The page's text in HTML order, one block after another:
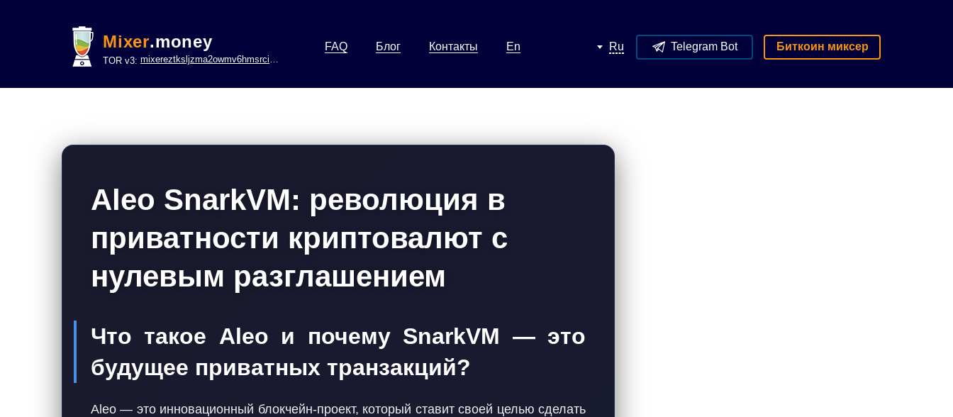
Mixer.money
TOR v3: mixereztksljzma2owmv6hmsrci322lsje6m3svicoddk3xbgvhd2fid.onion
FAQ Блог Контакты En Ru Telegram Bot Биткоин миксер
Aleo SnarkVM: революция в
приватности криптовалют с
нулевым разглашением
Что такое Aleo и почему SnarkVM — это
будущее приватных транзакций?
Aleo — это инновационный блокчейн-проект, который ставит своей целью сделать